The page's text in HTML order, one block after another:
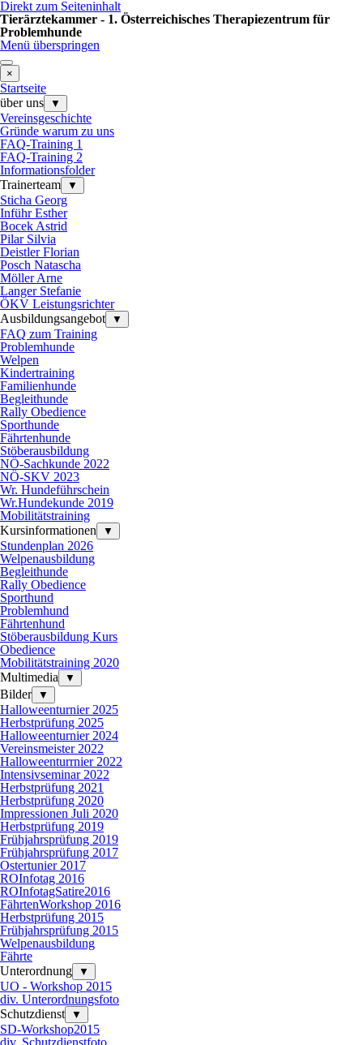
Direkt zum Seiteninhalt
Tierärztekammer - 1. Österreichisches Therapiezentrum für
Problemhunde
Menü überspringen
×
Startseite
über uns
▼
Vereinsgeschichte
Gründe warum zu uns
FAQ-Training 1
FAQ-Training 2
Informationsfolder
Trainerteam
▼
Sticha Georg
Inführ Esther
Bocek Astrid
Pilar Silvia
Deistler Florian
Posch Natascha
Möller Arne
Langer Stefanie
ÖKV Leistungsrichter
Ausbildungsangebot
▼
FAQ zum Training
Problemhunde
Welpen
Kindertraining
Familienhunde
Begleithunde
Rally Obedience
Sporthunde
Fährtenhunde
Stöberausbildung
NÖ-Sachkunde 2022
NÖ-SKV 2023
Wr. Hundeführschein
Wr.Hundekunde 2019
Mobilitätstraining
Kursinformationen
▼
Stundenplan 2026
Welpenausbildung
Begleithunde
Rally Obedience
Sporthund
Problemhund
Fährtenhund
Stöberausbildung Kurs
Obedience
Mobilitätstraining 2020
Multimedia
▼
Bilder ▼
Halloweenturnier 2025
Herbstprüfung 2025
Halloweenturnier 2024
Vereinsmeister 2022
Halloweenturrnier 2022
Intensivseminar 2022
Herbstprüfung 2021
Herbstprüfung 2020
Impressionen Juli 2020
Herbstprüfung 2019
Frühjahrsprüfung 2019
Frühjahrsprüfung 2017
Ostertunier 2017
ROInfotag 2016
ROInfotagSatire2016
FährtenWorkshop 2016
Herbstprüfung 2015
Frühjahrsprüfung 2015
Welpenausbildung
Fährte
Unterordnung
▼
UO - Workshop 2015
div. Unterordnungsfoto
Schutzdienst
▼
SD-Workshop2015
div. Schutzdienstfoto